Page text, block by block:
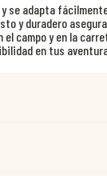
se adapta
y duradero
campo y en la
en tus